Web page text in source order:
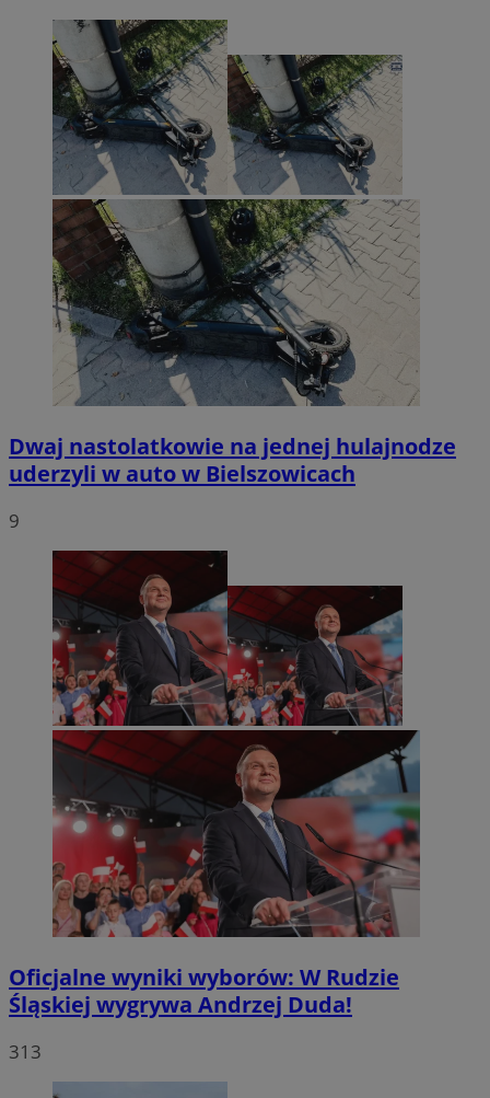
Dwaj nastolatkowie na jednej hulajnodze
uderzyli w auto w Bielszowicach
9
Oficjalne wyniki wyborów: W Rudzie
Śląskiej wygrywa Andrzej Duda!
313